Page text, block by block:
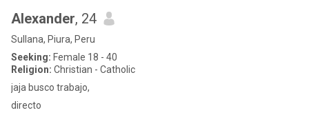
Alexander, 24
Sullana, Piura, Peru
Seeking: Female 18 - 40
Religion: Christian - Catholic
jaja busco trabajo,
directo